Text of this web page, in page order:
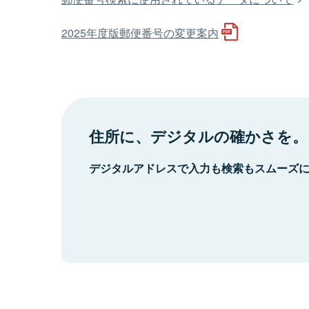
2025年度版郵便番号の変更案内
住所に、デジタルの確かさを。
デジタルアドレスで入力も検索もスムーズ